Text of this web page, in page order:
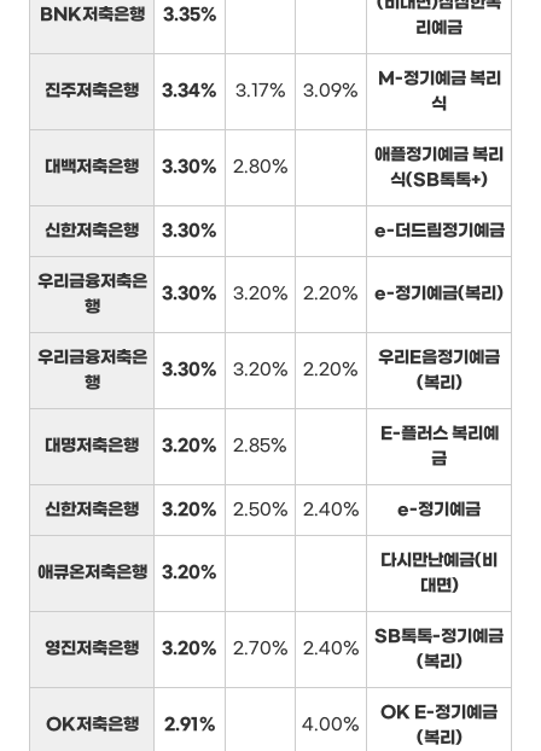
BNK저축은행 3.35%
리예금
진주저축은행 3.34% 3.17% 3.09%
M-정기예금 복리
식
대백저축은행 3.30% 2.80%
애플정기예금 복리
식(SB톡톡+)
신한저축은행 3.30% e-더드림정기예금
우리금융저축은
행
3.30% 3.20% 2.20% e-정기예금(복리)
우리금융저축은
행
3.30% 3.20% 2.20%
우리E음정기예금
(복리)
대명저축은행 3.20% 2.85%
E-플러스 복리예
금
신한저축은행 3.20% 2.50% 2.40% e-정기예금
애큐온저축은행 3.20%
다시만난예금(비
대면)
영진저축은행 3.20% 2.70% 2.40%
SB톡톡-정기예금
(복리)
OK저축은행 2.91% 4.00%
OK E-정기예금
(복리)